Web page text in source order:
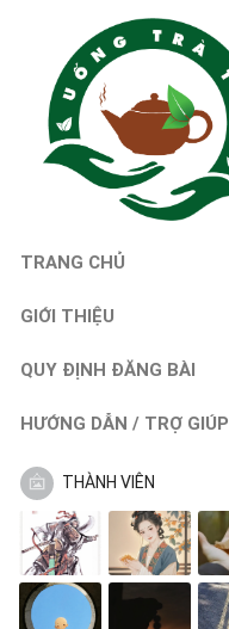
TRANG CHỦ
GIỚI THIỆU
QUY ĐỊNH ĐĂNG BÀI
HƯỚNG DẪN / TRỢ GIÚP
THÀNH VIÊN